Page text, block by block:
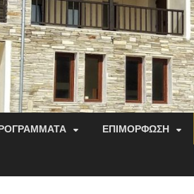
ΕΠΙΜΌΡΦΩΣΗ